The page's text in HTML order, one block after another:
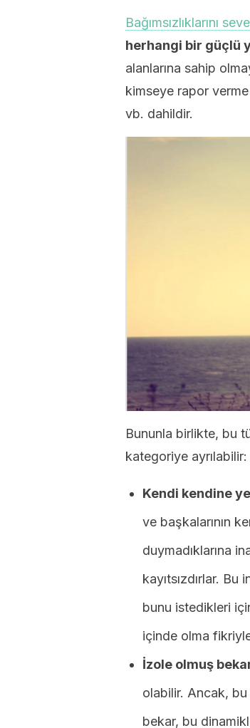
Bağımsızlıklarını
herhangi bir güçlü
alanlarına sahip
kimseye rapor
vb. dahildir.
Bununla birlikte, bu
kategoriye ayrılabilir:
Kendi kendine
ve başkalarının
duymadıklarına
kayıtsızdırlar.
bunu istedikleri
içinde olma
İzole olmuş
olabilir. Ancak, bu
bekar, bu